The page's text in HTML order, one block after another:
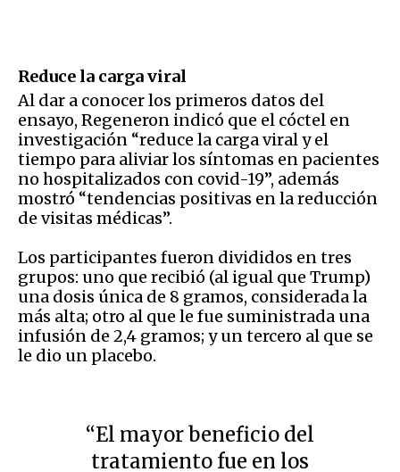
Reduce la carga viral
Al dar a conocer los primeros datos del
ensayo, Regeneron indicó que el cóctel en
investigación “reduce la carga viral y el
tiempo para aliviar los síntomas en pacientes
no hospitalizados con covid-19”, además
mostró “tendencias positivas en la reducción
de visitas médicas”.
Los participantes fueron divididos en tres
grupos: uno que recibió (al igual que Trump)
una dosis única de 8 gramos, considerada la
más alta; otro al que le fue suministrada una
infusión de 2,4 gramos; y un tercero al que se
le dio un placebo.
“El mayor beneficio del
tratamiento fue en los